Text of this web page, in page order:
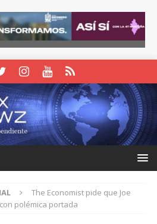
The Economist pide que Joe
polémica portada